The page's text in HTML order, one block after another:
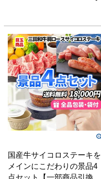
国産牛サイコロステーキを
メインにこだわりの景品4